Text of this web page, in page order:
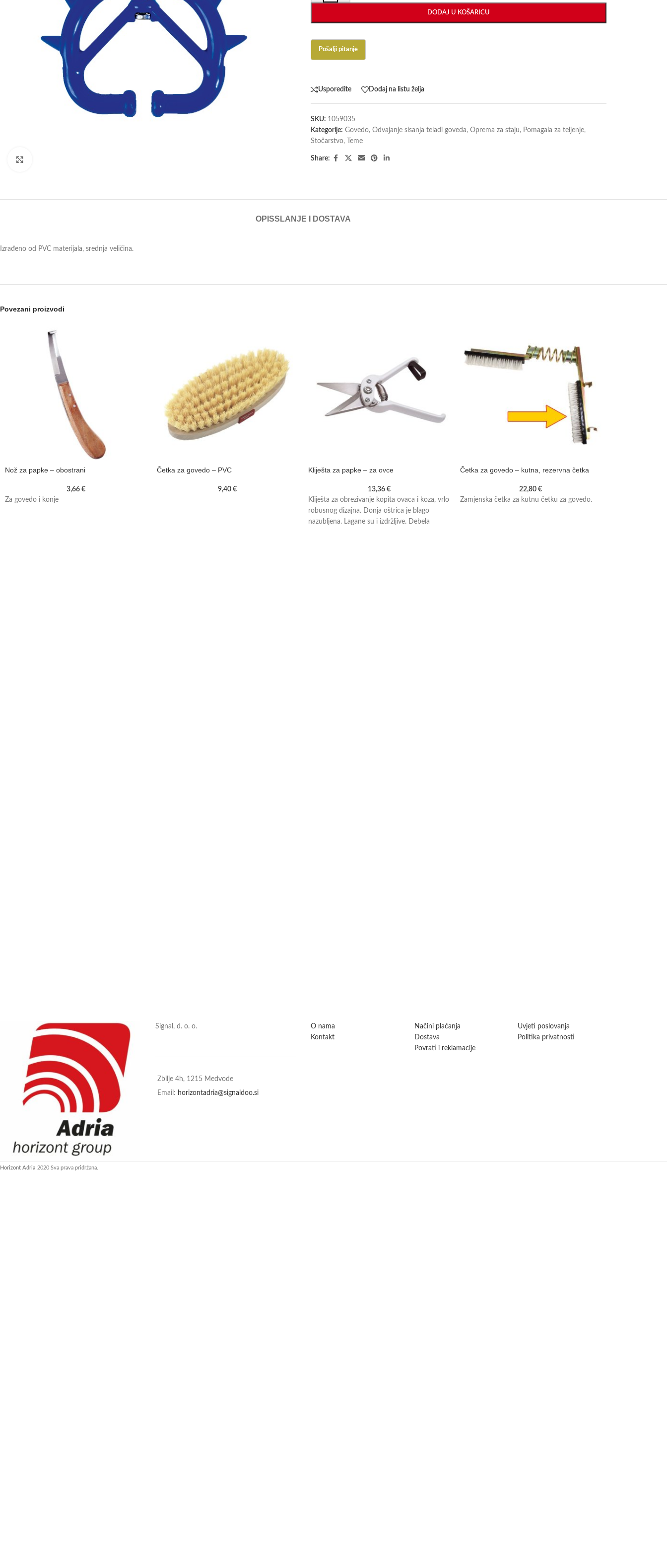
DODAJ U KOŠARICU
Usporedite Dodaj na listu želja
SKU: 1059035
Kategorije: Govedo, Odvajanje sisanja teladi goveda, Oprema za staju, Pomagala za teljenje,
Stočarstvo, Teme
Share:
OPISSLANJE I DOSTAVA
Izrađeno od PVC materijala, srednja veličina.
Povezani proizvodi
Nož za papke – obostrani
3,66 €
Za govedo i konje
Četka za govedo – PVC
9,40€
Kliješta za papke – za ovce
13,36 €
Kliješta za obrezivanje kopita ovaca i koza, vrlo
robusnog dizajna. Donja oštrica je blago
nazubljena. Lagane su i izdržljive. Debela
Četka za govedo – kutna, rezervna četka
22,80€
Zamjenska četka za kutnu četku za govedo.
Signal, d. o. o.
Zbilje 4h, 1215 Medvode
Email: horizontadria@signaldoo.si
O nama
Kontakt
Načini plaćanja
Dostava
Povrati i reklamacije
Uvjeti poslovanja
Politika privatnosti
Horizont Adria 2020 Sva prava pridržana.